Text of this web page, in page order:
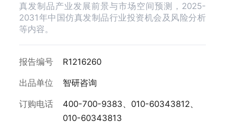
真发制品产业发展前景与市场空间预测，2025-
2031年中国仿真发制品行业投资机会及风险分析
等内容。
报告编号 R1216260
出品单位 智研咨询
订购电话
400-700-9383、010-60343812、
010-60343813